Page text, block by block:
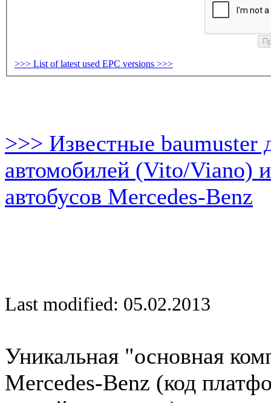
>>> List of latest used EPC versions >>>
>>> Известные baumuster
автомобилей (Vito/Viano)
автобусов Mercedes-Benz
Last modified: 05.02.2013
Уникальная "основная
Mercedes-Benz (код